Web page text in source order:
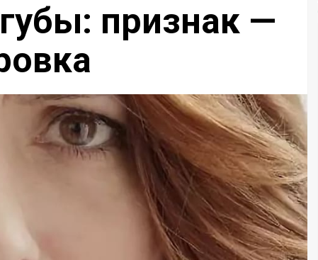
признак —